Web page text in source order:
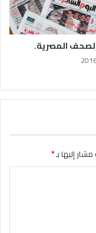
المصرية.
إليها بـ*